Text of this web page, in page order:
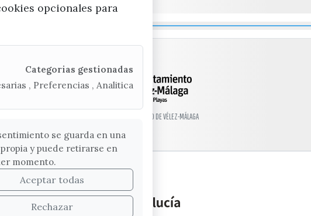
Mar
© EXCMO. AYUNTAMIENTO DE VÉLEZ-MÁLAGA
opcionales para
Categorias gestionadas
, Preferencias , Analitica
se guarda en una
y puede retirarse en
momento.
Aceptar todas
Rechazar